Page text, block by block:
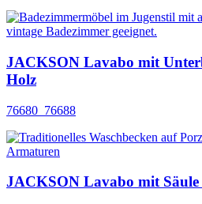
JACKSON Lavabo mit
Holz
76680_76688
JACKSON Lavabo mit Säule